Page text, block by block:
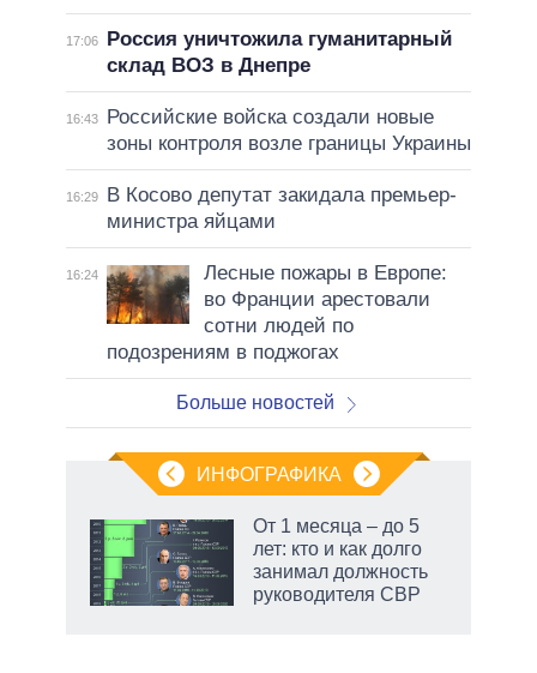
17:06
Россия уничтожила гуманитарный
склад ВОЗ в Днепре
16:43
Российские войска создали новые
зоны контроля возле границы Украины
16:29
В Косово депутат закидала премьер-
министра яйцами
16:24
Лесные пожары в Европе:
во Франции арестовали
сотни людей по
подозрениям в поджогах
Больше новостей
ИНФОГРАФИКА
От 1 месяца – до 5
лет: кто и как долго
занимал должность
руководителя СВР